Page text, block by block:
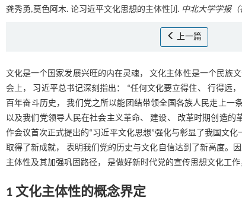
龚秀勇,莫色阿木. 论习近平文化思想的主体性[J]. 中北大学学报（
上一篇
文化是一个国家发展兴旺的内在灵魂， 文化主体性是一个民族
会上， 习近平总书记深刻指出： “任何文化要立得住、 行得远
百年奋斗历史， 我们党之所以能团结带领全国各族人民走上
以及我们党领导人民在社会主义革命、 建设、 改革时期创造
作会议首次正式提出的“习近平文化思想”强化与彰显了我国文
取得了新成就， 表明我们党的历史与文化自信达到了新高度。
主体性及其加强巩固路径， 是做好新时代党的宣传思想文化工
1 文化主体性的概念界定